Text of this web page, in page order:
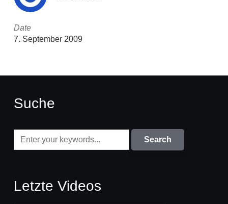
Date
7. September 2009
Suche
Letzte Videos